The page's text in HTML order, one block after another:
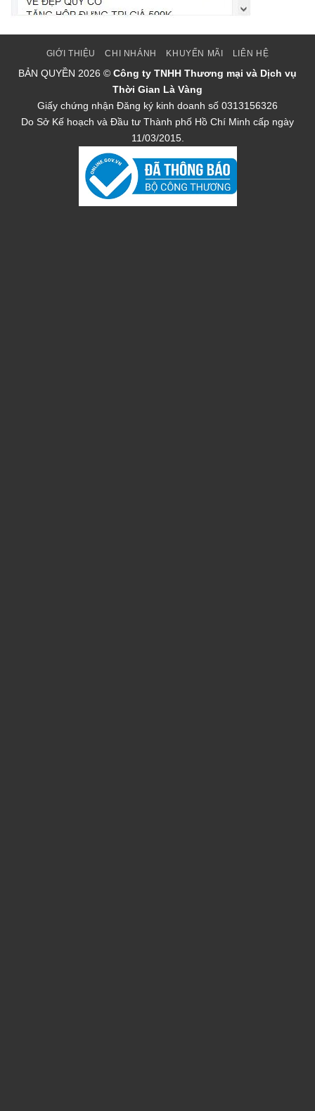
GIỚI THIỆU CHI NHÁNH KHUYẾN MÃI LIÊN HỆ
BẢN QUYỀN 2026 © Công ty TNHH Thương mại và Dịch vụ
Thời Gian Là Vàng
Giấy chứng nhận Đăng ký kinh doanh số 0313156326
Do Sở Kế hoạch và Đầu tư Thành phố Hồ Chí Minh cấp ngày
11/03/2015.